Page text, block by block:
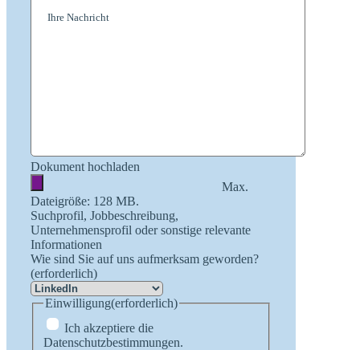
Dokument hochladen
Max.
Dateigröße: 128 MB.
Suchprofil, Jobbeschreibung,
Unternehmensprofil oder sonstige relevante
Informationen
Wie sind Sie auf uns aufmerksam geworden?
(erforderlich)
Einwilligung(erforderlich)
Ich akzeptiere die
Datenschutzbestimmungen.